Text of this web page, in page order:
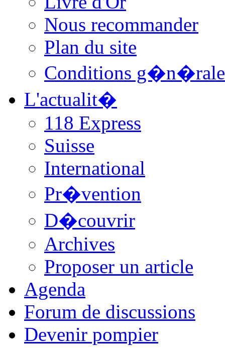
Nous recommander
Plan du site
Conditions
L'actualit�
118 Express
Suisse
International
Pr�vention
D�couvrir
Archives
Proposer un article
Agenda
Forum de discussions
Devenir pompier